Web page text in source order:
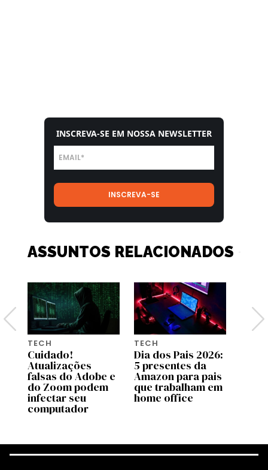
INSCREVA-SE EM NOSSA NEWSLETTER
ASSUNTOS RELACIONADOS
TECH
Cuidado!
Atualizações
falsas do Adobe e
do Zoom podem
infectar seu
computador
TECH
Dia dos Pais 2026:
5 presentes da
Amazon para pais
que trabalham em
home office